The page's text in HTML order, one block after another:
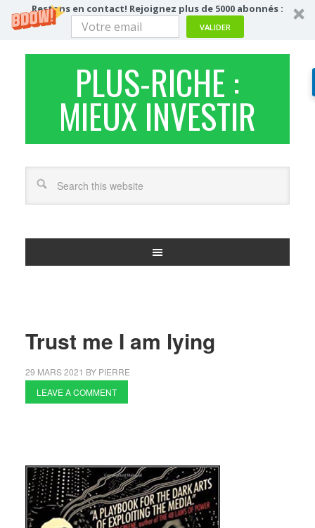
Restons en contact! Rejoignez plus de 5000 abonnés :
VALIDER
PLUS-RICHE :
MIEUX INVESTIR
Trust me I am lying
29 MARS 2021 BY PIERRE
LEAVE A COMMENT